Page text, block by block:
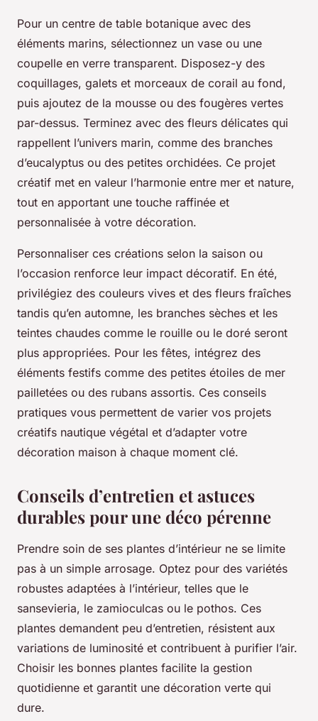
Pour un centre de table botanique avec des
éléments marins, sélectionnez un vase ou une
coupelle en verre transparent. Disposez-y des
coquillages, galets et morceaux de corail au fond,
puis ajoutez de la mousse ou des fougères vertes
par-dessus. Terminez avec des fleurs délicates qui
rappellent l’univers marin, comme des branches
d’eucalyptus ou des petites orchidées. Ce projet
créatif met en valeur l’harmonie entre mer et nature,
tout en apportant une touche raffinée et
personnalisée à votre décoration.
Personnaliser ces créations selon la saison ou
l’occasion renforce leur impact décoratif. En été,
privilégiez des couleurs vives et des fleurs fraîches
tandis qu’en automne, les branches sèches et les
teintes chaudes comme le rouille ou le doré seront
plus appropriées. Pour les fêtes, intégrez des
éléments festifs comme des petites étoiles de mer
pailletées ou des rubans assortis. Ces conseils
pratiques vous permettent de varier vos projets
créatifs nautique végétal et d’adapter votre
décoration maison à chaque moment clé.
Conseils d’entretien et astuces
durables pour une déco pérenne
Prendre soin de ses plantes d’intérieur ne se limite
pas à un simple arrosage. Optez pour des variétés
robustes adaptées à l’intérieur, telles que le
sansevieria, le zamioculcas ou le pothos. Ces
plantes demandent peu d’entretien, résistent aux
variations de luminosité et contribuent à purifier l’air.
Choisir les bonnes plantes facilite la gestion
quotidienne et garantit une décoration verte qui
dure.